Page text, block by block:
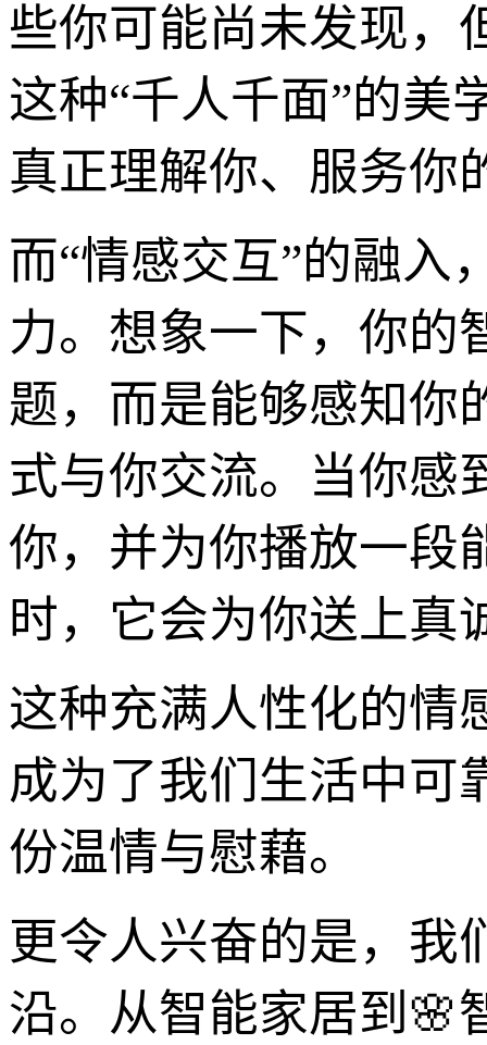
些你可能尚未发现，
这种“千人千面”的美
真正理解你、服务你
而“情感交互”的融入
力。想象一下，你的
题，而是能够感知你
式与你交流。当你感
你，并为你播放一段
时，它会为你送上真
这种充满人性化的情
成为了我们生活中可
份温情与慰藉。
更令人兴奋的是，我
沿。从智能家居到🌸